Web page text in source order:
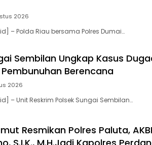
2026
– Polda Riau bersama Polres Dumai…
Sembilan Ungkap Kasus
Berencana
2026
– Unit Reskrim Polsek Sungai Sembilan…
Resmikan Polres Paluta,